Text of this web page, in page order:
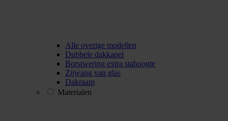
Alle overige modellen
Dubbele dakkapel
Borstwering extra stahoogte
Zijwang van glas
Dakraam
Materialen